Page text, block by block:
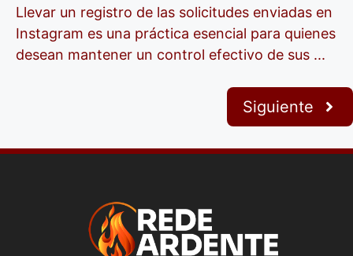
Llevar un registro de las solicitudes enviadas en
Instagram es una práctica esencial para quienes
desean mantener un control efectivo de sus ...
Siguiente